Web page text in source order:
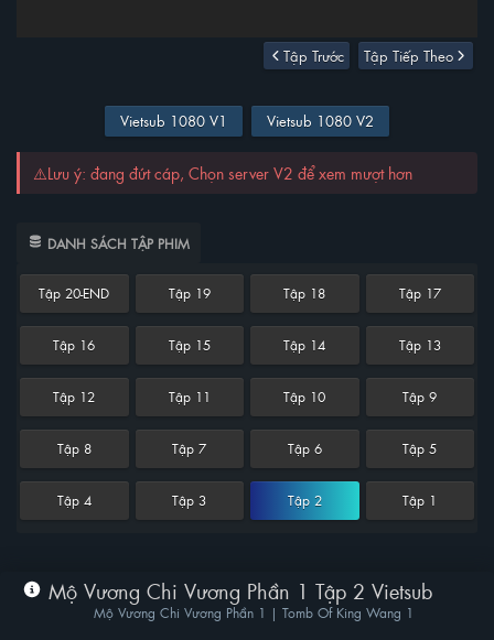
Tập Trước Tập Tiếp Theo
Vietsub 1080 V1 Vietsub 1080 V2
⚠️Lưu ý: đang đứt cáp, Chọn server V2 để xem mượt hơn
DANH SÁCH TẬP PHIM
Tập 20-END Tập 19 Tập 18 Tập 17
Tập 16 Tập 15 Tập 14 Tập 13
Tập 12 Tập 11 Tập 10 Tập 9
Tập 8 Tập 7 Tập 6 Tập 5
Tập 4 Tập 3 Tập 2 Tập 1
Mộ Vương Chi Vương Phần 1 Tập 2 Vietsub
Mộ Vương Chi Vương Phần 1 | Tomb Of King Wang 1